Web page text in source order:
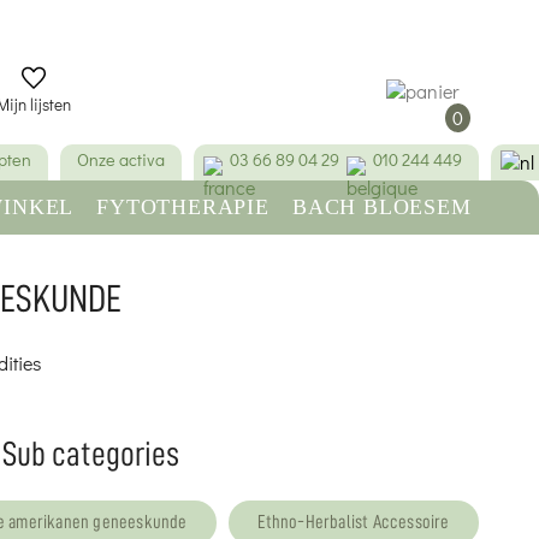
lijsten 0
Onze activa 03 66 89 04 29 010 244 449
FYTOTHERAPIE
BACH BLOESEM
categories
amerikanen geneeskunde Ethno-Herbalist Accessoire